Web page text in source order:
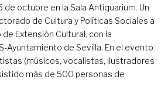
de octubre en la Sala Antiquarium. Un
de Cultura y Políticas Sociales a
Extensión Cultural, con la
Ayuntamiento de Sevilla. En el evento
(músicos, vocalistas, ilustradores
más de 500 personas de